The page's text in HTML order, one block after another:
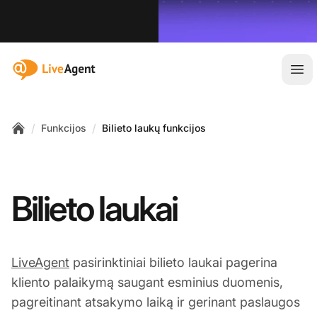
:site.title
/ Funkcijos / Bilieto laukų funkcijos
Bilieto laukai
LiveAgent pasirinktiniai bilieto laukai pagerina
kliento palaikymą saugant esminius duomenis,
pagreitinant atsakymo laiką ir gerinant paslaugos